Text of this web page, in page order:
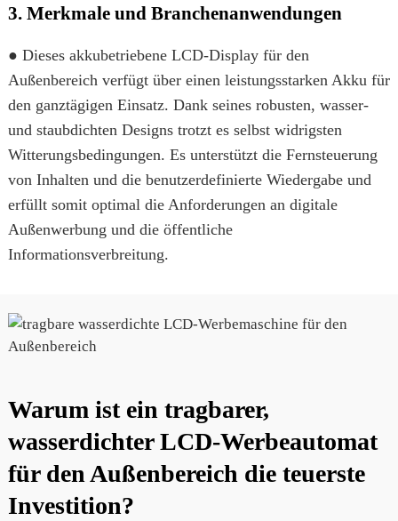
3. Merkmale und Branchenanwendungen
● Dieses akkubetriebene LCD-Display für den
Außenbereich verfügt über einen leistungsstarken Akku für
den ganztägigen Einsatz. Dank seines robusten, wasser-
und staubdichten Designs trotzt es selbst widrigsten
Witterungsbedingungen. Es unterstützt die Fernsteuerung
von Inhalten und die benutzerdefinierte Wiedergabe und
erfüllt somit optimal die Anforderungen an digitale
Außenwerbung und die öffentliche
Informationsverbreitung.
Warum ist ein tragbarer,
wasserdichter LCD-Werbeautomat
für den Außenbereich die teuerste
Investition?